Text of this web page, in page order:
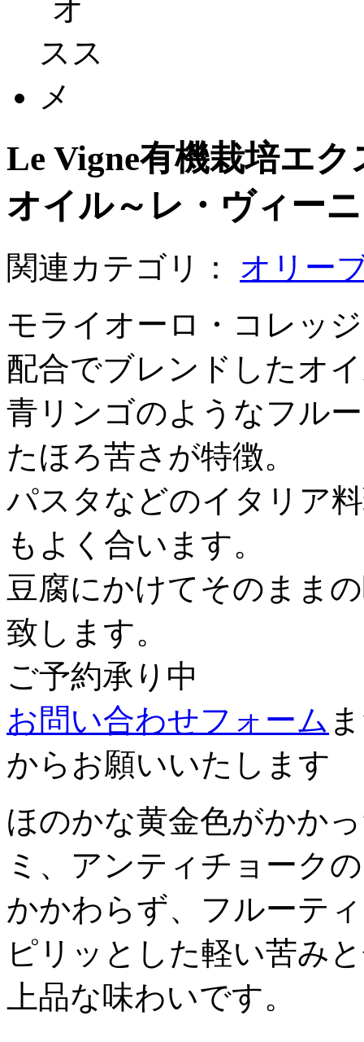
Le Vigne有機栽培エ
オイル～レ・ヴィー
関連カテゴリ： オリー
モライオーロ・コレッ
配合でブレンドしたオ
青リンゴのようなフル
たほろ苦さが特徴。
パスタなどのイタリア
もよく合います。
豆腐にかけてそのまま
致します。
ご予約承り中
お問い合わせフォーム
からお願いいたします
ほのかな黄金色がかか
ミ、アンティチョーク
かかわらず、フルーテ
ピリッとした軽い苦み
上品な味わいです。